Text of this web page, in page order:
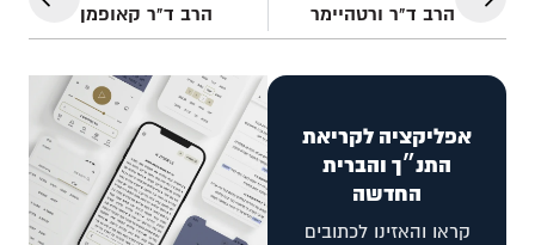
הרב ד"ר ורטהיימר הרב ד"ר קאופמן
אפליקציה לקריאת
התנ״ך והברית
החדשה
קראו והאזינו לכתובים